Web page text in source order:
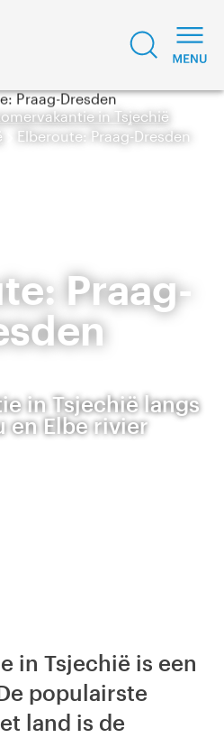
in Tsjechië
Elberoute: Praag-Dresden
Praag-
in Tsjechië langs
en Elbe rivier
in Tsjechië is een
populairste
land is de